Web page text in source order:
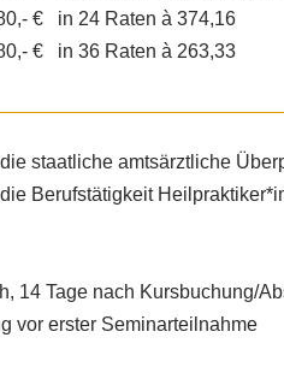
€ in 24 Raten à 374,16
€ in 36 Raten à 263,33
staatliche amtsärztliche
Berufstätigkeit
14 Tage nach Kursbuchung/
vor erster Seminarteilnahme